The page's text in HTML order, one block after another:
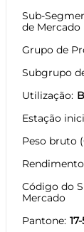
Sub-
de Mercado
Grupo de
Subgrupo
Utilização
Estação
Peso bruto
Código do
Mercado
Pantone